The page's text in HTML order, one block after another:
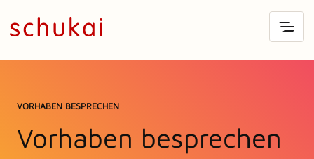
VORHABEN BESPRECHEN
Vorhaben besprechen